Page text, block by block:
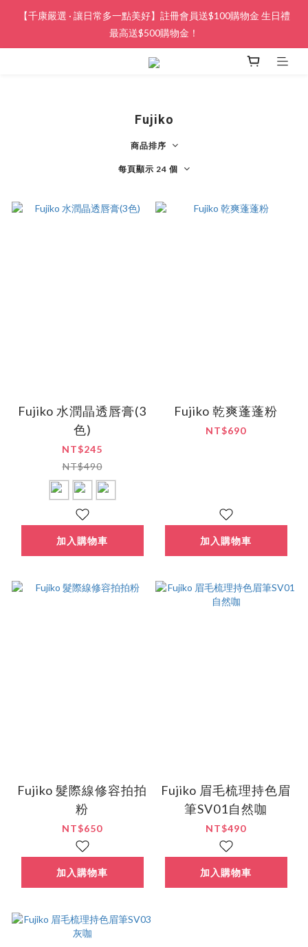
【千康嚴選 · 讓日常多一點美好】註冊會員送$100購物金 生日禮
最高送$500購物金！
Fujiko
商品排序
每頁顯示 24 個
Fujiko 水潤晶透唇膏(3
色)
NT$245
NT$490
加入購物車
Fujiko 乾爽蓬蓬粉
NT$690
加入購物車
Fujiko 髮際線修容拍拍
粉
NT$650
加入購物車
Fujiko 眉毛梳理持色眉
筆SV01自然咖
NT$490
加入購物車